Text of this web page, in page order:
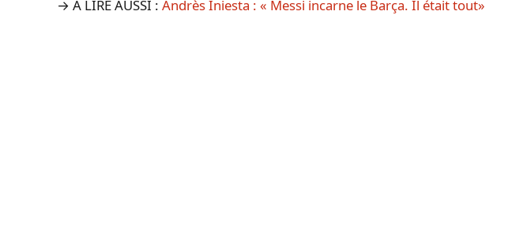
→ A LIRE AUSSI : Andrès Iniesta : « Messi incarne le Barça. Il était tout»